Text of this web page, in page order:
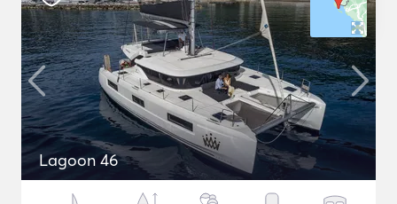
Lagoon 46